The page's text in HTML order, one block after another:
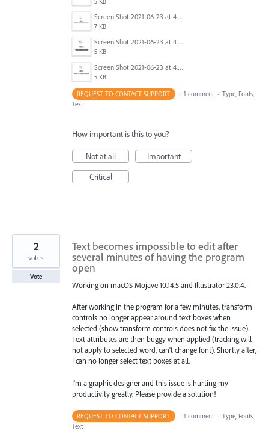
Screen Shot 2021-06-23 at 4.29.10 PM.png
7 KB
Screen Shot 2021-06-23 at 4.35.46 PM.png
5 KB
Screen Shot 2021-06-23 at 4.35.52 PM.png
5 KB
REQUEST TO CONTACT SUPPORT · 1 comment · Type, Fonts,
Text
How important is this to you?
Not at all
Important
Critical
Text becomes impossible to edit after
several minutes of having the program
open
Working on macOS Mojave 10.14.5 and Illustrator 23.0.4.
After working in the program for a few minutes, transform
controls no longer appear around text boxes when
selected (show transform controls does not fix the issue).
Text attributes are then buggy when applied (tracking will
not apply to selected word, can't change font). Shortly after,
I can no longer select text boxes at all.
I'm a graphic designer and this issue is hurting my
productivity greatly. Please provide a solution!
2
votes
Vote
REQUEST TO CONTACT SUPPORT · 1 comment · Type, Fonts,
Text